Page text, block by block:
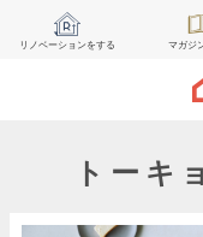
リノベーションをする マガジ
トーキ